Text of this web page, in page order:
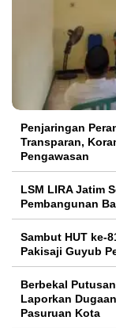
Penjaringan
Transparan,
Pengawasan
LSM LIRA Jatim
Pembangunan
Sambut HUT ke-
Pakisaji Guyub
Berbekal
Laporkan
Pasuruan Kota